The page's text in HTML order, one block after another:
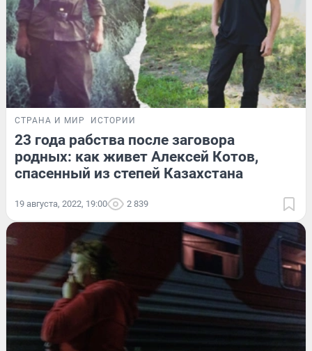
СТРАНА И МИР ИСТОРИИ
23 года рабства после заговора
родных: как живет Алексей Котов,
спасенный из степей Казахстана
19 августа, 2022, 19:00 2 839